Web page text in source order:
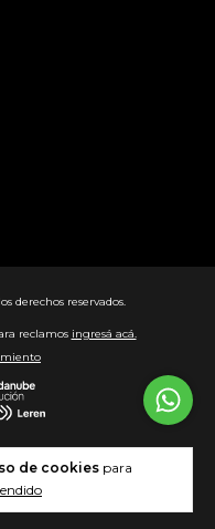
de cookies para
derechos reservados.
reclamos ingresá acá.